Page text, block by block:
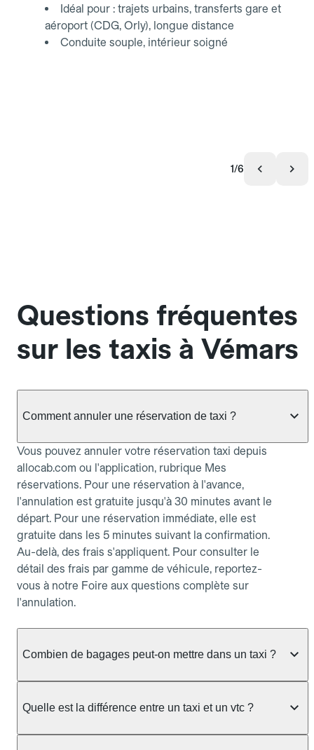
Idéal pour : trajets urbains, transferts gare et
aéroport (CDG, Orly), longue distance
Conduite souple, intérieur soigné
1/6
Questions fréquentes
sur les taxis à Vémars
Comment annuler une réservation de taxi ?
Vous pouvez annuler votre réservation taxi depuis
allocab.com ou l'application, rubrique Mes
réservations. Pour une réservation à l'avance,
l'annulation est gratuite jusqu'à 30 minutes avant le
départ. Pour une réservation immédiate, elle est
gratuite dans les 5 minutes suivant la confirmation.
Au-delà, des frais s'appliquent. Pour consulter le
détail des frais par gamme de véhicule, reportez-
vous à notre Foire aux questions complète sur
l'annulation.
Combien de bagages peut-on mettre dans un taxi ?
taxi berline accueille en général jusqu'à 3 bagages
ou nombreux, précisez-le dans le champ "Message
Quelle est la différence entre un taxi et un vtc ?